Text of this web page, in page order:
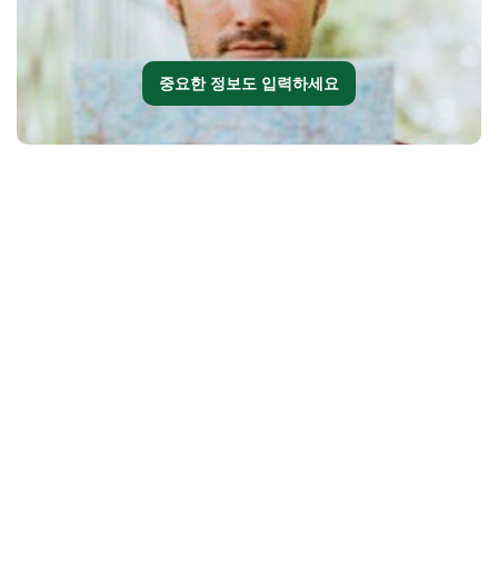
중요한 정보도 입력하세요